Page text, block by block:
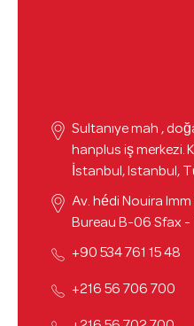
Sultanıye mah ,
hanplus iş merkezi.
İstanbul, Istanbul,
Av. hédi Nouira
Bureau B-06 Sfax
48 15 761 534 90+
700 706 56 216+